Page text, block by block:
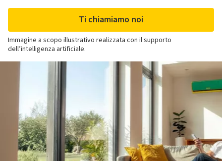
Ti chiamiamo noi
Immagine a scopo illustrativo realizzata con il supporto
dell’intelligenza artificiale.